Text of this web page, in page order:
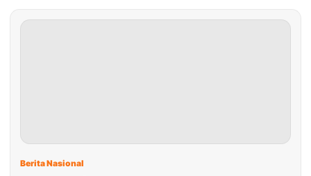
Berita Nasional